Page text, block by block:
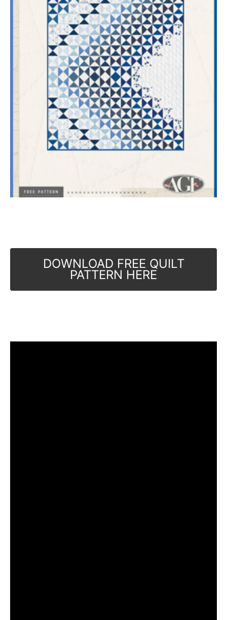
DOWNLOAD FREE QUILT
PATTERN HERE